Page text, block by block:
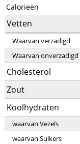
Calorieën
Vetten
Waarvan verzadigd
Waarvan onverzadigd
Cholesterol
Zout
Koolhydraten
waarvan Vezels
waarvan Suikers